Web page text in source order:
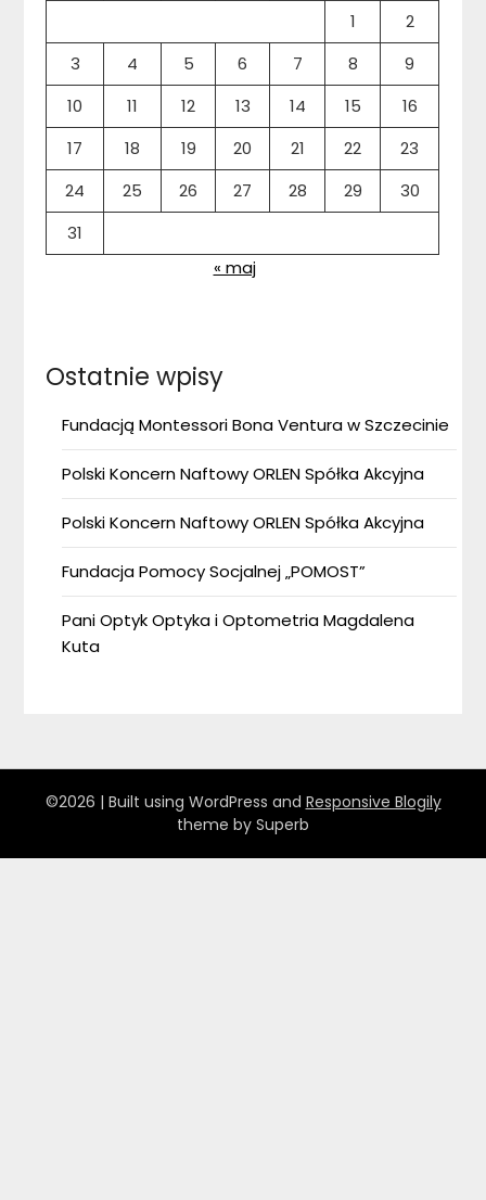
1
2
3
4 5 6 7 8
9
10
11 12 13 14 15
16
17
18 19 20 21 22
23
24
25 26 27 28 29
30
31
« maj
Ostatnie wpisy
Fundacją Montessori Bona Ventura w Szczecinie
Polski Koncern Naftowy ORLEN Spółka Akcyjna
Polski Koncern Naftowy ORLEN Spółka Akcyjna
Fundacja Pomocy Socjalnej „POMOST”
Pani Optyk Optyka i Optometria Magdalena
Kuta
©2026 | Built using WordPress and Responsive Blogily
theme by Superb